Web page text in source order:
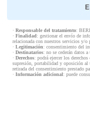
· Responsable del tratamiento:
· Finalidad: gestionar el envío de
relacionada con nuestros servicios y/o
· Legitimación: consentimiento del
· Destinatarios: no se cederán datos
· Derechos: podrá ejercer los
supresión, portabilidad y oposición al
retirada del consentimiento prestado
· Información adicional: puede